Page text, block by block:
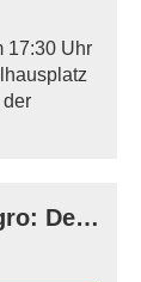
17:30 Uhr
der
Familienkonzert "Detektiv Allegro: Der erste Fall"